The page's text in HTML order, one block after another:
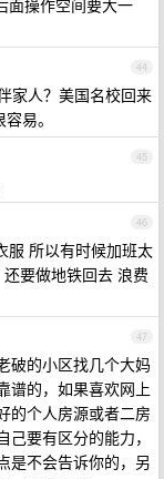
面操作空间要大一
44
家人？美国名校回来
易。
45
46
服 所以有时候加班太
要做地铁回去 浪费
47
破的小区找几个大妈
谱的，如果喜欢网上
的个人房源或者二房
要有区分的能力，
是不会告诉你的，另